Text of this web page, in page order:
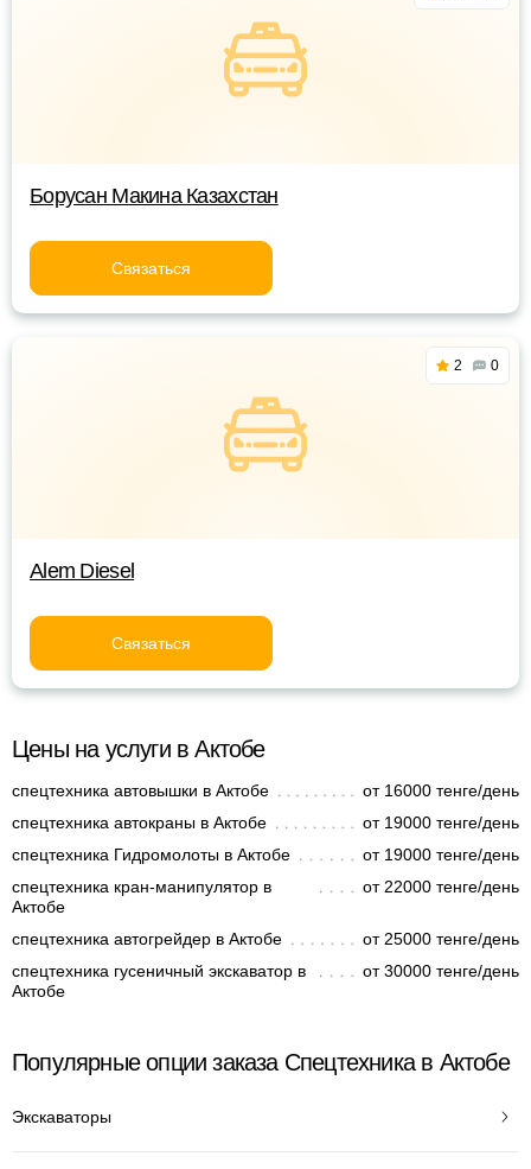
Борусан Макина Казахстан
Связаться
2 0
Alem Diesel
Связаться
Цены на услуги в Актобе
спецтехника автовышки в Актобе
от 16000 тенге/день
спецтехника автокраны в Актобе
от 19000 тенге/день
спецтехника Гидромолоты в Актобе
от 19000 тенге/день
спецтехника кран-манипулятор в
Актобе
от 22000 тенге/день
спецтехника автогрейдер в Актобе
от 25000 тенге/день
спецтехника гусеничный экскаватор в
Актобе
от 30000 тенге/день
Популярные опции заказа Спецтехника в Актобе
Экскаваторы